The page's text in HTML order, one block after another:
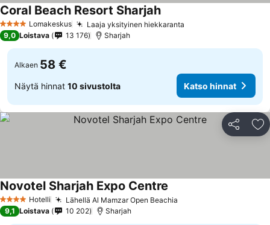
4 TähtiluokitusLomakeskus Laaja yksityinen hiekkaranta
Coral Beach Resort Sharjah
9,0 Loistava 13 176 Sharjah
Alkaen 58 €
Näytä hinnat 10 sivustolta Katso hinnat
Jaa
4 Tähtiluokitus
Hotelli Lähellä Al Mamzar Open Beachia
Novotel Sharjah Expo Centre
9,1 Loistava 10 202 Sharjah